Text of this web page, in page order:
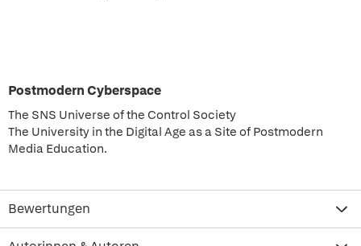
Postmodern Cyberspace
The SNS Universe of the Control Society
The University in the Digital Age as a Site of Postmodern
Media Education.
Bewertungen